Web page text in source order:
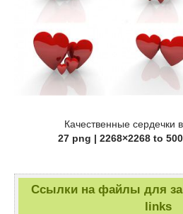
Качественные сердечки
27 png | 2268×2268 to
Ссылки на файлы для
links